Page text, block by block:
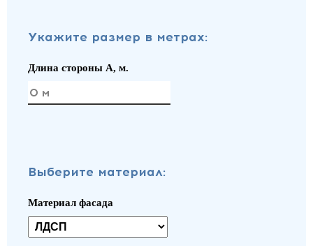
Укажите размер в метрах:
Длина стороны A, м.
Выберите материал:
Материал фасада